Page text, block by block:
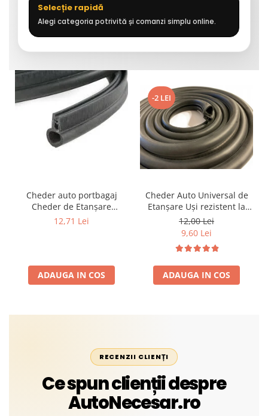
Selecție rapidă
Alegi categoria potrivită și comanzi simplu online.
Cheder auto portbagaj
Cheder de Etanșare
Profesional din Cauciuc -
Liniar
12,71 Lei
ADAUGA IN COS
-2 LEI
Cheder Auto Universal de
Etanșare Uși rezistent la
intemperii, raze UV,
îmbătrânire și temperaturi
extreme
12,00 Lei
9,60 Lei
ADAUGA IN COS
RECENZII CLIENȚI
Ce spun clienții despre
AutoNecesar.ro